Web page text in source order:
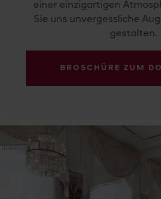
einer einzigartigen
Sie uns unvergessliche
gestalten.
BROSCHÜRE ZUM